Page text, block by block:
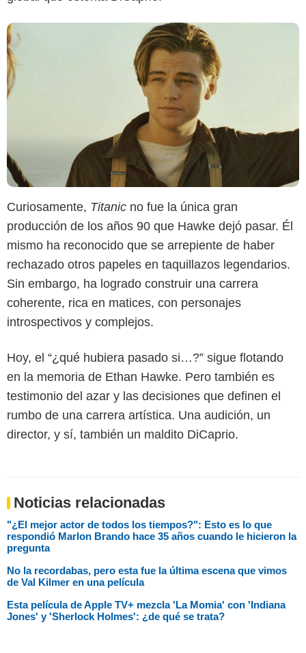
Curiosamente, Titanic no fue la única gran
producción de los años 90 que Hawke dejó pasar. Él
mismo ha reconocido que se arrepiente de haber
rechazado otros papeles en taquillazos legendarios.
Sin embargo, ha logrado construir una carrera
coherente, rica en matices, con personajes
introspectivos y complejos.
Hoy, el “¿qué hubiera pasado si…?” sigue flotando
en la memoria de Ethan Hawke. Pero también es
testimonio del azar y las decisiones que definen el
rumbo de una carrera artística. Una audición, un
director, y sí, también un maldito DiCaprio.
Noticias relacionadas
"¿El mejor actor de todos los tiempos?": Esto es lo que
respondió Marlon Brando hace 35 años cuando le hicieron la
pregunta
No la recordabas, pero esta fue la última escena que vimos
de Val Kilmer en una película
Esta película de Apple TV+ mezcla 'La Momia' con 'Indiana
Jones' y 'Sherlock Holmes': ¿de qué se trata?